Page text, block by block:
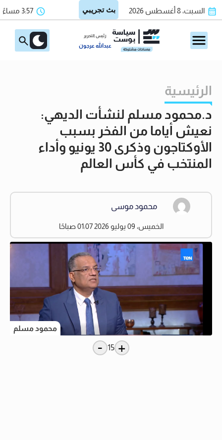
السبت، 8 أغسطس 2026 3:57 مساءً
رئيس التحرير
عبدالله عرجون
الرئيسية
د.محمود مسلم لنشأت الديهي:
نعيش أياما من الفخر بسبب
الأوكتاجون وذكرى 30 يونيو وأداء
المنتخب في كأس العالم
محمود موسى
الخميس، 09 يوليو 2026 01:07 صباحًا
محمود مسلم
+
15
-